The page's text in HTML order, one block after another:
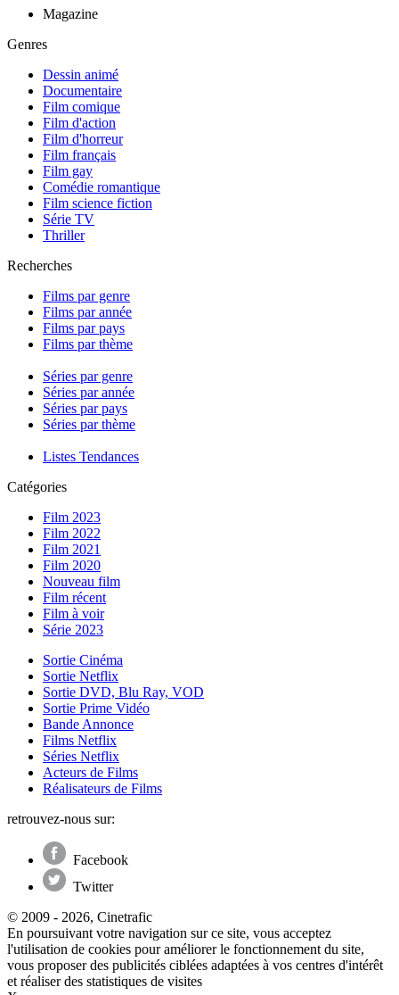
Magazine
Genres
Dessin animé
Documentaire
Film comique
Film d'action
Film d'horreur
Film français
Film gay
Comédie romantique
Film science fiction
Série TV
Thriller
Recherches
Films par genre
Films par année
Films par pays
Films par thème
Séries par genre
Séries par année
Séries par pays
Séries par thème
Listes Tendances
Catégories
Film 2023
Film 2022
Film 2021
Film 2020
Nouveau film
Film récent
Film à voir
Série 2023
Sortie Cinéma
Sortie Netflix
Sortie DVD, Blu Ray, VOD
Sortie Prime Vidéo
Bande Annonce
Films Netflix
Séries Netflix
Acteurs de Films
Réalisateurs de Films
retrouvez-nous sur:
Facebook
Twitter
© 2009 - 2026, Cinetrafic
En poursuivant votre navigation sur ce site, vous acceptez
l'utilisation de cookies pour améliorer le fonctionnement du site,
vous proposer des publicités ciblées adaptées à vos centres d'intérêt
et réaliser des statistiques de visites